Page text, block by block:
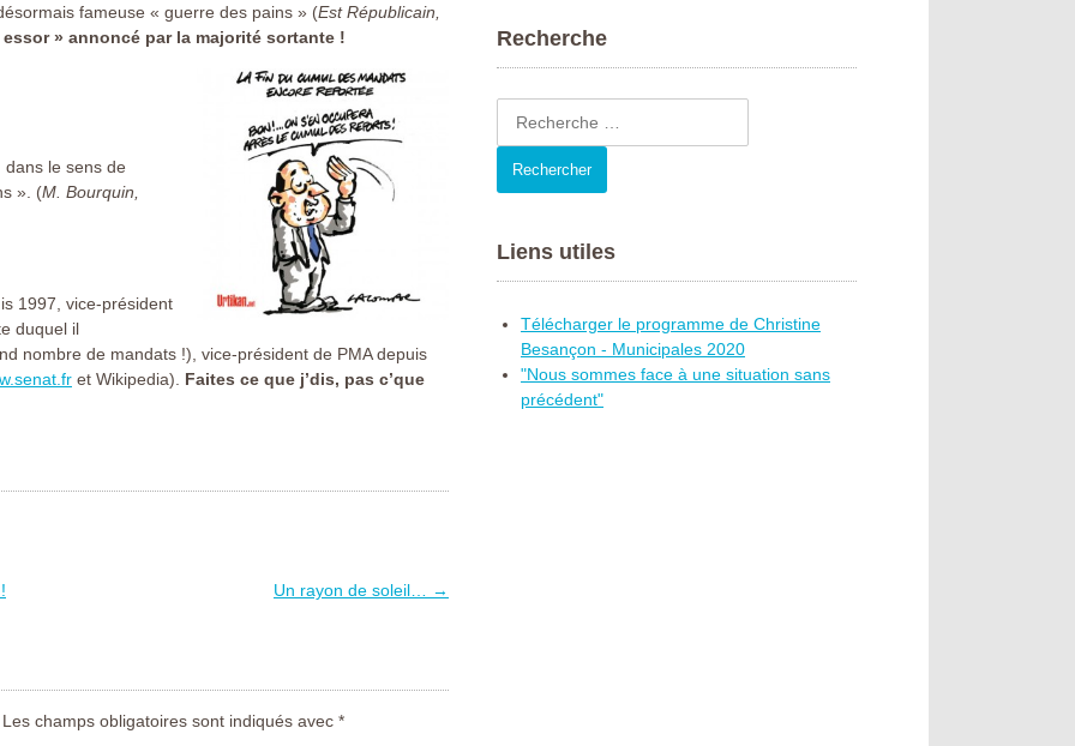
fameuse « guerre des pains » (Est Républicain,
» annoncé par la majorité sortante !
dans le sens de
». (M. Bourquin,
1997, vice-président
duquel il
nombre de mandats !), vice-président de PMA depuis
et Wikipedia). Faites ce que j’dis, pas c’que
Un rayon de soleil… →
Les champs obligatoires sont indiqués avec *
Recherche
nach:
Liens utiles
Télécharger le programme de Christine
Besançon - Municipales 2020
"Nous sommes face à une situation sans
précédent"